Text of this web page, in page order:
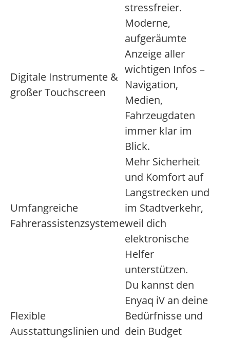
stressfreier.
Digitale Instrumente &
großer Touchscreen
Moderne,
aufgeräumte
Anzeige aller
wichtigen Infos –
Navigation,
Medien,
Fahrzeugdaten
immer klar im
Blick.
Umfangreiche
Fahrerassistenzsysteme
Mehr Sicherheit
und Komfort auf
Langstrecken und
im Stadtverkehr,
weil dich
elektronische
Helfer
unterstützen.
Flexible
Ausstattungslinien und
Du kannst den
Enyaq iV an deine
Bedürfnisse und
dein Budget